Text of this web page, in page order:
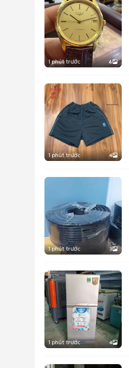
1 phút trước 6
1 phút trước 4
1 phút trước 3
1 phút trước 4